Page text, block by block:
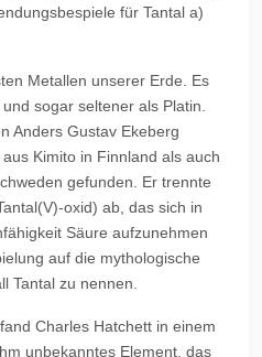
für Tantal a)
Metallen unserer Erde. Es
sogar seltener als Platin.
Anders Gustav Ekeberg
Kimito in Finnland als auch
gefunden. Er trennte
oxid) ab, das sich in
Säure aufzunehmen
auf die mythologische
Tantal zu nennen.
Charles Hatchett in einem
unbekanntes Element, das